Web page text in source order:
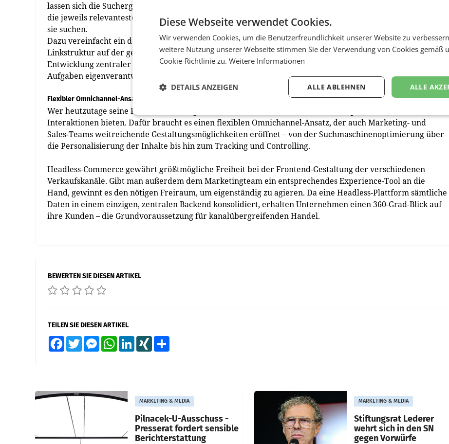
lassen sich die Suchergebnisse je nach Nutzerverhalten in unterschiedlicher Reihenfolge präsentieren und
die jeweils relevantesten Produkte optisch hervorheben. Dadurch finden Kunden noch schneller, wonach
sie suchen.
Dazu vereinfacht ein derartiges Tool die Suchmaschinenoptimierung (beispielsweise durch eine optimale
Linkstruktur auf der gesamten Website), bietet umfangreiche Analyse-Funktionen und stellt die
Entwicklung zentraler Kenngrößen dar. Damit erhält das Marketingteam den nötigen Freiraum, um seine
Aufgaben eigenverantwortlich, effizient und effektiv zu bearbeiten.
Flexibler Omnichannel-Ansatz
Wer heutzutage seine Kunden überzeugen will, muss ihnen auf allen Kanälen ansprechende und relevante
Interaktionen bieten. Dafür braucht es einen flexiblen Omnichannel-Ansatz, der auch Marketing- und
Sales-Teams weitreichende Gestaltungsmöglichkeiten eröffnet – von der Suchmaschinenoptimierung über
die Personalisierung der Inhalte bis hin zum Tracking und Controlling.
Headless-Commerce gewährt größtmögliche Freiheit bei der Frontend-Gestaltung der verschiedenen
Verkaufskanäle. Gibt man außerdem dem Marketingteam ein entsprechendes Experience-Tool an die
Hand, gewinnt es den nötigen Freiraum, um eigenständig zu agieren. Da eine Headless-Plattform sämtliche
Daten in einem einzigen, zentralen Backend konsolidiert, erhalten Unternehmen einen 360-Grad-Blick auf
ihre Kunden – die Grundvoraussetzung für kanalübergreifenden Handel.
BEWERTEN SIE DIESEN ARTIKEL
TEILEN SIE DIESEN ARTIKEL
FacebookTwitter MessengerWhatsAppLinkedInXING
MARKETING & MEDIA
Pilnacek-U-Ausschuss -
Presserat fordert sensible
Berichterstattung
MARKETING & MEDIA
Stiftungsrat Lederer
wehrt sich in den SN
gegen Vorwürfe
Diese Webseite verwendet Cookies.
Wir verwenden Cookies, um die Benutzerfreundlichkeit unserer Website zu
weitere Nutzung unserer Webseite stimmen Sie der Verwendung von Cookies gemäß
Cookie-Richtlinie zu. Weitere Informationen
ALLE
ALLE ABLEHNEN
DETAILS ANZEIGEN